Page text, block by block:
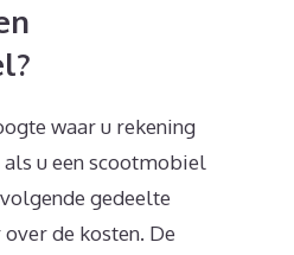
waar u rekening
u een scootmobiel
gedeelte
de kosten. De